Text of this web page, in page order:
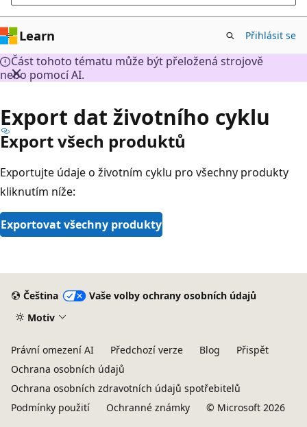
Learn Přihlásit se
Část tohoto tématu může být přeložená strojově
nebo pomocí AI.
Export dat životního cyklu
Export všech produktů
Exportujte údaje o životním cyklu pro všechny produkty
kliknutím níže:
Exportovat všechny produkty
Čeština
Vaše volby ochrany osobních údajů
Motiv
Právní omezení AI Předchozí verze Blog
Přispět
Ochrana osobních údajů
Ochrana osobních zdravotních údajů spotřebitelů
Podmínky použití
Ochranné známky © Microsoft 2026